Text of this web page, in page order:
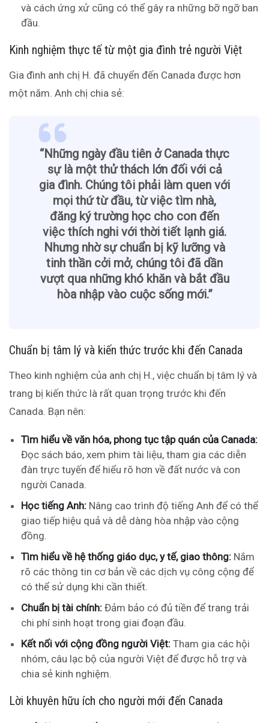
và cách ứng xử cũng có thể gây ra những bỡ ngỡ ban
đầu.
Kinh nghiệm thực tế từ một gia đình trẻ người Việt
Gia đình anh chị H. đã chuyển đến Canada được hơn
một năm. Anh chị chia sẻ:
“Những ngày đầu tiên ở Canada thực
sự là một thử thách lớn đối với cả
gia đình. Chúng tôi phải làm quen với
mọi thứ từ đầu, từ việc tìm nhà,
đăng ký trường học cho con đến
việc thích nghi với thời tiết lạnh giá.
Nhưng nhờ sự chuẩn bị kỹ lưỡng và
tinh thần cởi mở, chúng tôi đã dần
vượt qua những khó khăn và bắt đầu
hòa nhập vào cuộc sống mới.”
Chuẩn bị tâm lý và kiến thức trước khi đến Canada
Theo kinh nghiệm của anh chị H., việc chuẩn bị tâm lý và
trang bị kiến thức là rất quan trọng trước khi đến
Canada. Bạn nên:
Tìm hiểu về văn hóa, phong tục tập quán của Canada:
Đọc sách báo, xem phim tài liệu, tham gia các diễn
đàn trực tuyến để hiểu rõ hơn về đất nước và con
người Canada.
Học tiếng Anh: Nâng cao trình độ tiếng Anh để có thể
giao tiếp hiệu quả và dễ dàng hòa nhập vào cộng
đồng.
Tìm hiểu về hệ thống giáo dục, y tế, giao thông: Nắm
rõ các thông tin cơ bản về các dịch vụ công cộng để
có thể sử dụng khi cần thiết.
Chuẩn bị tài chính: Đảm bảo có đủ tiền để trang trải
chi phí sinh hoạt trong giai đoạn đầu.
Kết nối với cộng đồng người Việt: Tham gia các hội
nhóm, câu lạc bộ của người Việt để được hỗ trợ và
chia sẻ kinh nghiệm.
Lời khuyên hữu ích cho người mới đến Canada